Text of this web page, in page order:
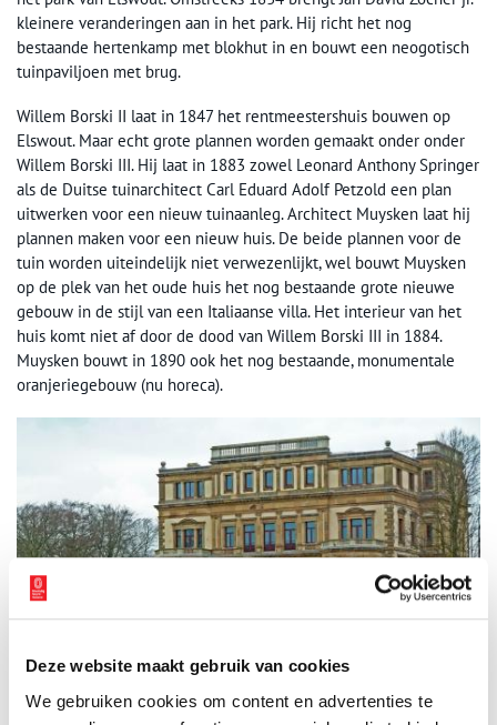
Deze website maakt gebruik van cookies
We gebruiken cookies om content en advertenties te
kleinere veranderingen aan in het park. Hij richt het nog
bestaande hertenkamp met blokhut in en bouwt een neogotisch
tuinpaviljoen met brug.
Willem Borski II laat in 1847 het rentmeestershuis bouwen op
Elswout. Maar echt grote plannen worden gemaakt onder onder
Willem Borski III. Hij laat in 1883 zowel Leonard Anthony Springer
als de Duitse tuinarchitect Carl Eduard Adolf Petzold een plan
uitwerken voor een nieuw tuinaanleg. Architect Muysken laat hij
plannen maken voor een nieuw huis. De beide plannen voor de
tuin worden uiteindelijk niet verwezenlijkt, wel bouwt Muysken
op de plek van het oude huis het nog bestaande grote nieuwe
gebouw in de stijl van een Italiaanse villa. Het interieur van het
huis komt niet af door de dood van Willem Borski III in 1884.
Muysken bouwt in 1890 ook het nog bestaande, monumentale
oranjeriegebouw (nu horeca).